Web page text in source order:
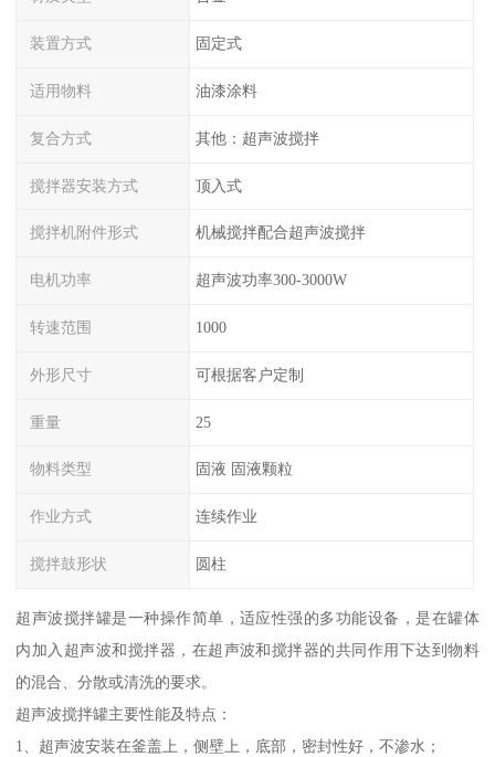
装置方式 固定式
适用物料 油漆涂料
复合方式 其他：超声波搅拌
搅拌器安装方式 顶入式
搅拌机附件形式 机械搅拌配合超声波搅拌
电机功率 超声波功率300-3000W
转速范围 1000
外形尺寸 可根据客户定制
重量 25
物料类型 固液 固液颗粒
作业方式 连续作业
搅拌鼓形状 圆柱
超声波搅拌罐是一种操作简单，适应性强的多功能设备，是在罐体
内加入超声波和搅拌器，在超声波和搅拌器的共同作用下达到物料
的混合、分散或清洗的要求。
超声波搅拌罐主要性能及特点：
1、超声波安装在釜盖上，侧壁上，底部，密封性好，不渗水；